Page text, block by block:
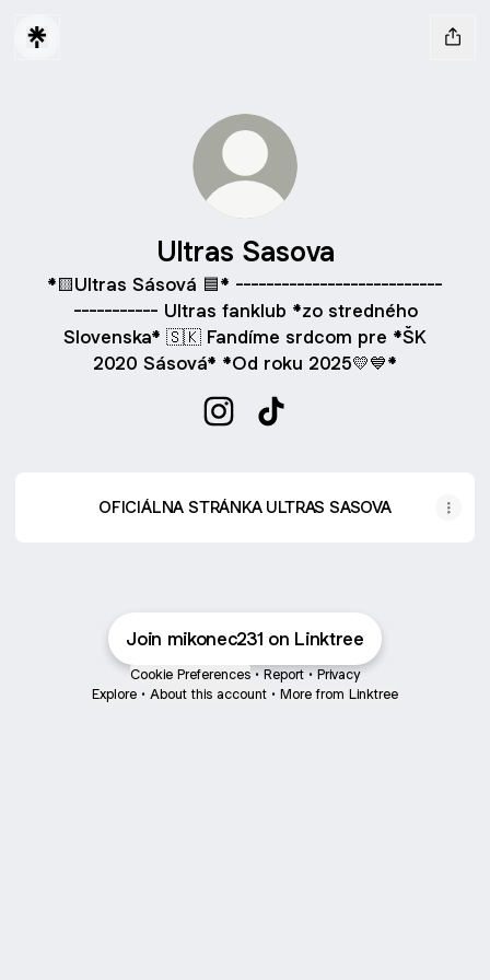
Ultras Sasova
*🟨Ultras Sásová 🟦* ---------------------------
----------- Ultras fanklub *zo stredného
Slovenska* 🇸🇰 Fandíme srdcom pre *ŠK
2020 Sásová* *Od roku 2025💛💙*
OFICIÁLNA STRÁNKA ULTRAS SASOVA
Join mikonec231 on Linktree
Cookie Preferences • Report • Privacy
Explore • About this account • More from Linktree